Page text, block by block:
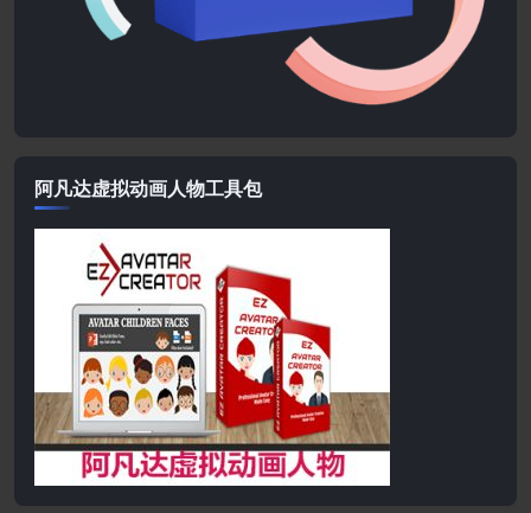
阿凡达虚拟动画人物工具包